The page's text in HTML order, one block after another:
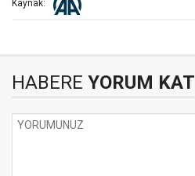
Kaynak:
HABERE YORUM KAT